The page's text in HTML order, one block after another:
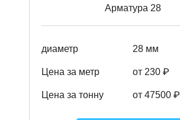
Арматура 28
диаметр 28 мм
Цена за метр от 230 ₽
Цена за тонну от 47500 ₽